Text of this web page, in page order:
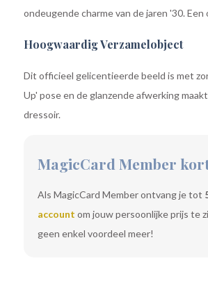
ondeugende charme van de jaren '30.
Hoogwaardig Verzamelobject
Dit officieel gelicentieerde beeld is met
Up' pose en de glanzende afwerking
dressoir.
MagicCard Member
Als MagicCard Member ontvang je tot
account om jouw persoonlijke prijs te
geen enkel voordeel meer!